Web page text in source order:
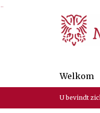
Ga naar de inhoud van
Ga naar het zoeken
Ga naar het menu
Welkom
U bevindt